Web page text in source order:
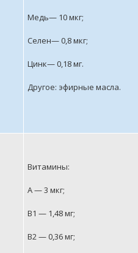
Медь— 10 мкг;
Селен— 0,8 мкг;
Цинк— 0,18 мг.
Другое: эфирные масла.
Витамины:
А — 3 мкг;
В1 — 1,48 мг;
В2 — 0,36 мг;